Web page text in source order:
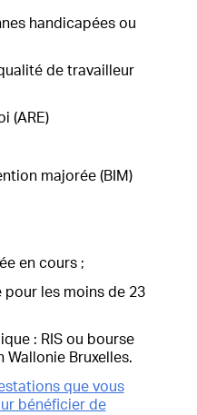
handicapées ou
de travailleur
(ARE)
majorée (BIM)
en cours ;
les moins de 23
: RIS ou bourse
Bruxelles.
que vous
bénéficier de